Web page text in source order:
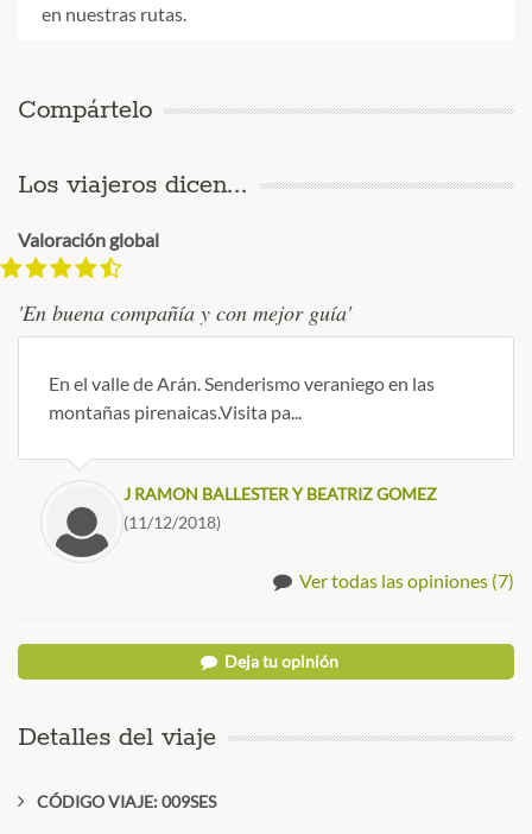
en nuestras rutas.
Compártelo
Los viajeros dicen...
Valoración global
'En buena compañía y con mejor guía'
En el valle de Arán. Senderismo veraniego en las
montañas pirenaicas.Visita pa...
J RAMON BALLESTER Y BEATRIZ GOMEZ
(11/12/2018)
Ver todas las opiniones (7)
Deja tu opinión
Detalles del viaje
CÓDIGO VIAJE: 009SES